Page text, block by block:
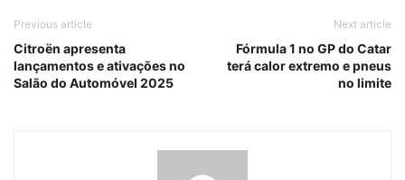
Previous article
Citroën apresenta
lançamentos e ativações no
Salão do Automóvel 2025
Next article
Fórmula 1 no GP do Catar
terá calor extremo e pneus
no limite